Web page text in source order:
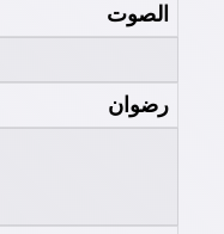
الصوت
رضوان